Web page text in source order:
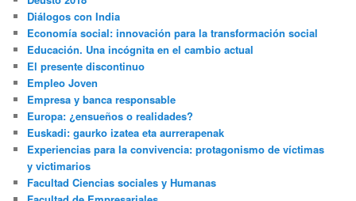
Diálogos con India
Economía social: innovación para la transformación social
Educación. Una incógnita en el cambio actual
El presente discontinuo
Empleo Joven
Empresa y banca responsable
Europa: ¿ensueños o realidades?
Euskadi: gaurko izatea eta aurrerapenak
Experiencias para la convivencia: protagonismo de víctimas
y victimarios
Facultad Ciencias sociales y Humanas